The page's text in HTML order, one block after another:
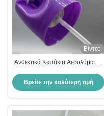
Βίντεο
Ανθεκτικά Καπάκια Αερολύματος
Αξιόπιστες Λύσεις συσκευασίας
Βρείτε την καλύτερη τιμή